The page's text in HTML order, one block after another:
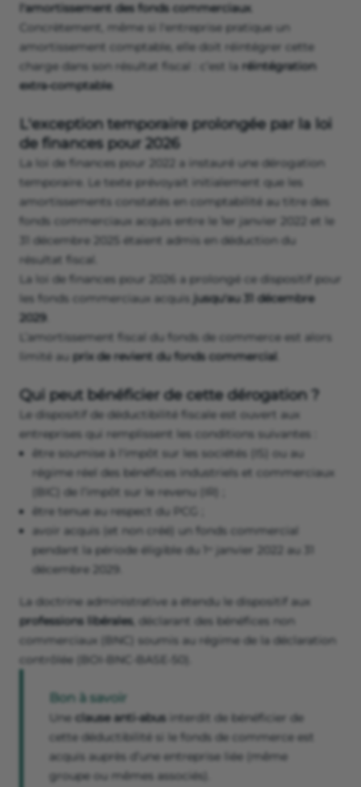
l'amortissement des fonds commerciaux.
Concrètement, même si l'entreprise pratique un
amortissement comptable, elle doit réintégrer cette
charge dans son résultat fiscal : c’est la réintégration
extra-comptable.
L'exception temporaire prolongée par la loi
de finances pour 2026
La loi de finances pour 2022 a instauré une dérogation
temporaire. Le texte prévoyait initialement que les
amortissements constatés en comptabilité au titre des
fonds commerciaux acquis entre le 1er janvier 2022 et le
31 décembre 2025 étaient admis en déduction du
résultat fiscal.
La loi de finances pour 2026 a prolongé ce dispositif pour
les fonds commerciaux acquis jusqu'au 31 décembre
2029
L’amortissement fiscal du fonds de commerce est alors
limité au prix de revient du fonds commercial
Qui peut bénéficier de cette dérogation ?
Le dispositif de déductibilité fiscale est ouvert aux
entreprises qui remplissent les conditions suivantes :
être soumise à l'impôt sur les sociétés (IS) ou au
régime réel des bénéfices industriels et commerciaux
(BIC) de l’impôt sur le revenu (IR) ;
être tenue au respect du PCG ;
avoir acquis (et non créé) un fonds commercial
pendant la période éligible du 1ᵉʳ janvier 2022 au 31
décembre 2029.
La doctrine administrative a étendu le dispositif aux
professions libérales, déclarant des bénéfices non
commerciaux (BNC) soumis au régime de la déclaration
contrôlée (BOI-BNC-BASE-50).
Bon à savoir
Une clause anti-abus interdit de bénéficier de
cette déductibilité si le fonds de commerce est
acquis auprès d’une entreprise liée (même
groupe ou mêmes associés).